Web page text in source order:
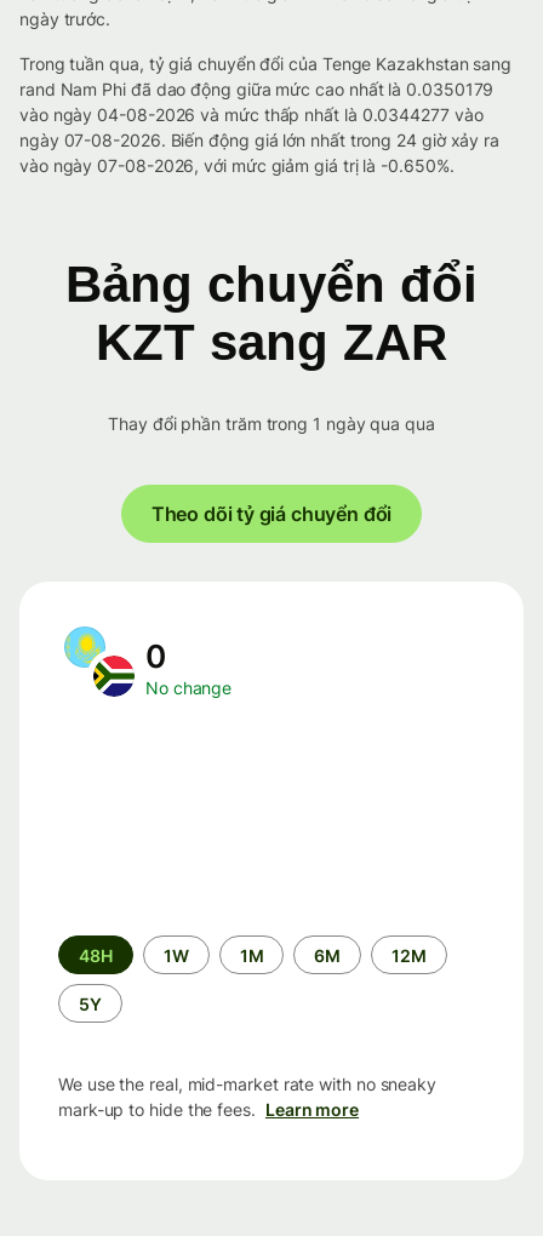
ngày trước.
Trong tuần qua, tỷ giá chuyển đổi của Tenge Kazakhstan sang
rand Nam Phi đã dao động giữa mức cao nhất là 0.0350179
vào ngày 04-08-2026 và mức thấp nhất là 0.0344277 vào
ngày 07-08-2026. Biến động giá lớn nhất trong 24 giờ xảy ra
vào ngày 07-08-2026, với mức giảm giá trị là -0.650%.
Bảng chuyển đổi
KZT sang ZAR
Thay đổi phần trăm trong 1 ngày qua qua
Theo dõi tỷ giá chuyển đổi
0
No change
Time
period
48H 1W 1M 6M 12M
5Y
We use the real, mid-market rate with no sneaky
mark-up to hide the fees. Learn more